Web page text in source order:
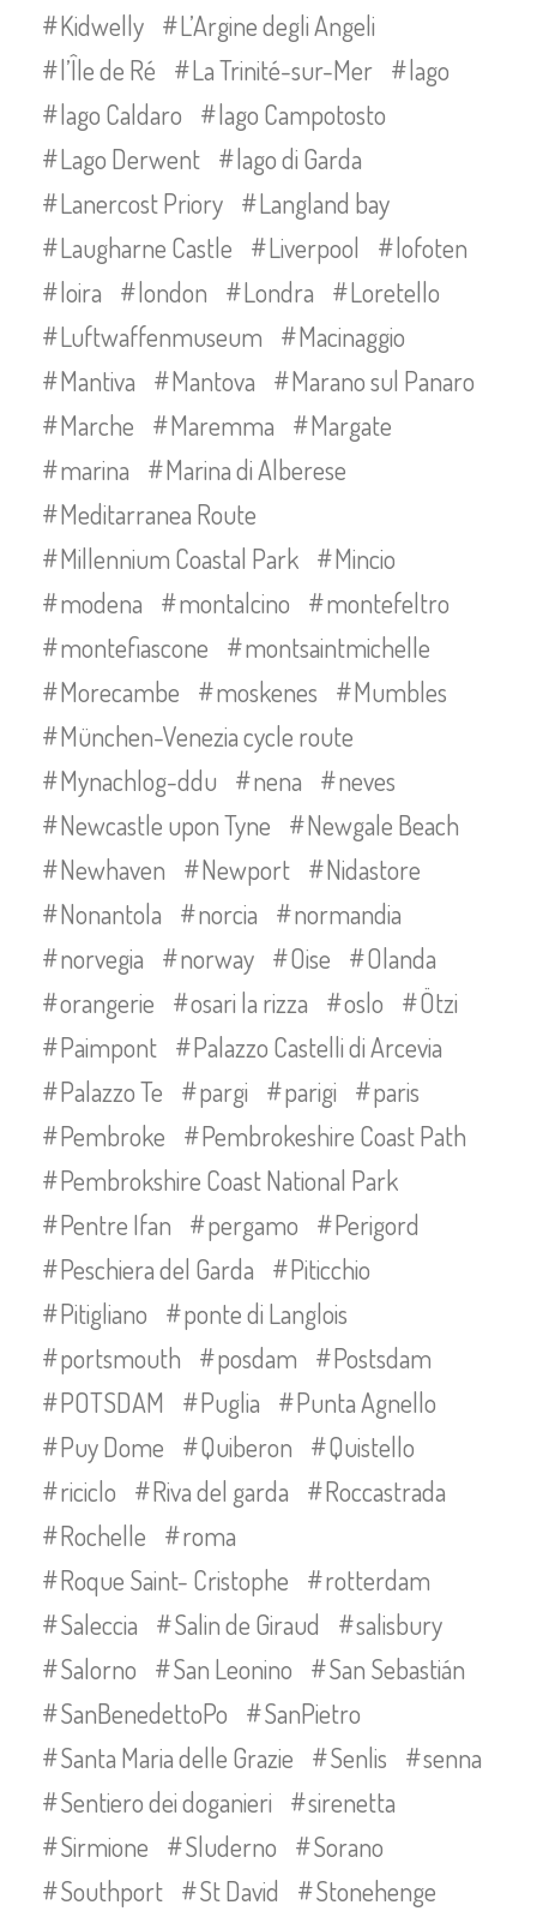
Kidwelly
L’Argine degli Angeli
l’Île de Ré
La Trinité-sur-Mer
lago
lago Caldaro
lago Campotosto
Lago Derwent
lago di Garda
Lanercost Priory
Langland bay
Laugharne Castle
Liverpool
lofoten
loira
london Londra
Loretello
Luftwaffenmuseum
Macinaggio
Mantiva
Mantova
Marano sul Panaro
Marche
Maremma
Margate
marina
Marina di Alberese
Meditarranea Route
Millennium Coastal Park
Mincio
modena
montalcino
montefeltro
montefiascone
montsaintmichelle
Morecambe
moskenes
Mumbles
München-Venezia cycle route
Mynachlog-ddu
nena
neves
Newcastle upon Tyne
Newgale Beach
Newhaven
Newport
Nidastore
Nonantola
norcia
normandia
norvegia
norway Oise
Olanda
orangerie
osari la rizza oslo
Ötzi
Paimpont
Palazzo Castelli di Arcevia
Palazzo Te
pargi parigi
paris
Pembroke
Pembrokeshire Coast Path
Pembrokshire Coast National Park
Pentre Ifan
pergamo
Perigord
Peschiera del Garda
Piticchio
Pitigliano
ponte di Langlois
portsmouth
posdam
Postsdam
POTSDAM
Puglia
Punta Agnello
Puy Dome
Quiberon
Quistello
riciclo
Riva del garda
Roccastrada
Rochelle
roma
Roque Saint- Cristophe
rotterdam
Saleccia
Salin de Giraud
salisbury
Salorno
San Leonino
San Sebastián
SanBenedettoPo
SanPietro
Santa Maria delle Grazie
Senlis
senna
Sentiero dei doganieri
sirenetta
Sirmione
Sluderno
Sorano
Southport
St David
Stonehenge